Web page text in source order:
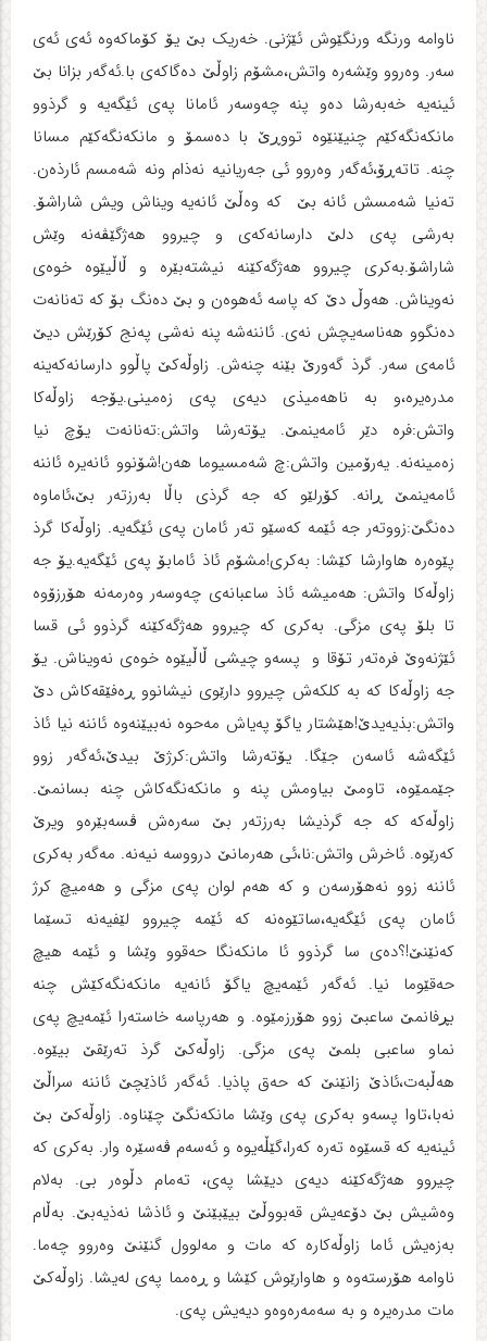
ناوامه‌ ورنگه‌ ورنگێوش ئێژنی. خه‌ریک بێ یۆ کۆماکه‌وه‌ ئه‌ی ئه‌ی
سه‌ر. وه‌روو وێشه‌ره‌ واتش،مشۆم زاوڵێ ده‌گاکه‌ی با.ئه‌گه‌ر بزانا بێ
ئینه‌یه‌ خه‌به‌رشا ده‌و پنه ‌چه‌وسه‌ر ئامانا په‌ی ئێگه‌یه‌ و گرذوو
مانکه‌نگه‌کێم چنیێنێوه‌ تووڕێ با ده‌سمۆ و مانکه‌نگه‌کێم مسانا
چنه‌. تاته‌ڕۆ،ئه‌گه‌ر وه‌روو ئی جه‌ریانیه‌ نه‌ذام ونه‌ شه‌مسم ئارذه‌ن.
ته‌نیا شه‌مسش ئانه‌ بێ که‌ وه‌ڵێ ئانه‌یه‌ ویناش ویش شاراشۆ.
به‌رشی په‌ی دلێ دارسانه‌که‌ی و چیروو هه‌ژگێڤه‌‌نه‌ وێش
شاراشۆ.به‌کری چیروو هه‌ژگه‌کێنه‌ نیشته‌بێره‌ و ڵاڵیێوه‌ خوه‌ی
نه‌ویناش. هه‌وڵ دێ که‌ پاسه‌ ئه‌هوه‌ن و بێ ده‌نگ بۆ که‌ ته‌نانه‌ت
ده‌نگوو هه‌ناسه‌یچش نه‌ی. ئاننه‌شه‌ پنه‌ نه‌شی په‌نج کۆرێش دیێ
ئامه‌ی سه‌ر. گرذ گه‌ورێ بێنه‌ چنه‌ش. زاوڵه‌کێ پاڵوو دارسانه‌که‌ینه‌
مدره‌یره‌،و به‌ ناهه‌میذی دیه‌ی په‌ی زه‌مینی.یۆجه‌ زاوڵه‌کا
واتش:فره‌ دێر ئامه‌ینمێ. یۆته‌رشا واتش:ته‌نانه‌ت یۆچ نیا
زه‌مینه‌نه‌. یه‌رۆمین واتش:چ شه‌مسیوما هه‌ن!شۆنوو ئانه‌یره‌ ئاننه‌
ئامه‌ینمێ ڕانه‌. کۆرلێو که‌ جه‌ گرذی باڵا به‌رزته‌ر بێ،ئاماوه‌
ده‌نگێ:زووته‌ر جه‌ ئێمه‌ که‌سێو ته‌ر ئامان په‌ی ئێگه‌یه‌. زاوڵه‌کا گرذ
پێوه‌ره‌ هاوارشا کێشا: به‌کری!مشۆم ئاذ ئامابۆ په‌ی ئێگه‌یه‌.یۆ جه‌
زاوڵه‌کا واتش: هه‌میشه‌ ئاذ ساعبانه‌ی چه‌وسه‌ر وه‌رمه‌نه‌ هۆرزۆوه‌
تا بلۆ په‌ی مزگی. به‌کری که‌ چیروو هه‌ژگه‌کێنه‌ گرذوو ئی قسا
ئێژنه‌وێ فره‌ته‌ر تۆقا و پسه‌و چیشی ڵاڵیێوه‌ خوه‌ی نه‌ویناش. یۆ
جه‌ زاوڵه‌کا که‌ به‌ کلکه‌ش چیروو دارێوی نیشانوو ڕه‌فێقه‌کاش دێ
واتش:بذیه‌یدێ!هێشتار یاگۆ په‌یاش مه‌حوه‌ نه‌بیێنه‌وه‌ ئاننه‌ نیا ئاذ
ئێگه‌شه‌ ئاسه‌ن جێگا. یۆته‌رشا واتش:کرژێ بیدێ،ئه‌گه‌ر زوو
جێممێوه‌، تاومێ بیاومش پنه‌ و مانکه‌نگه‌کاش چنه‌ بسانمێ.
زاوڵه‌که‌ که‌ جه‌ گرذیشا به‌رزته‌ر بێ سه‌ره‌ش ڤسه‌بێره‌و ویرێ
که‌رێوه‌. ئاخرش واتش:نا،ئی هه‌رمانێ درووسه‌ نیه‌نه‌. مه‌گه‌ر به‌کری
ئاننه‌ زوو نه‌هۆرسه‌ن و که‌ هه‌م لوان په‌ی مزگی و هه‌میچ کرژ
ئامان په‌ی ئێگه‌یه‌،ساتێوه‌نه‌ که‌ ئێمه‌ چیروو لێفیه‌نه‌ تسێما
که‌نێنێ!؟ده‌ی سا گرذوو ئا مانکه‌نگا حه‌قوو وێشا و ئێمه‌ هیچ
حه‌قێوما نیا. ئه‌گه‌ر ئێمه‌یچ یاگۆ ئانه‌یه‌ مانکه‌نگه‌کێش چنه‌
بڕفانمێ ساعبێ زوو هۆرزمێوه‌. و هه‌رپاسه‌ خاسته‌را ئێمه‌یچ په‌ی
نماو ساعبی بلمێ په‌ی مزگی. زاوڵه‌کێ گرذ ته‌رێقێ بیێوه‌.
هه‌ڵبه‌ت،ئاذێ زانێنێ که‌ حه‌ق پاذیا. ئه‌گه‌ر ئاذێچێ ئاننه‌ سراڵێ
نه‌با،تاوا پسه‌و به‌کری په‌ی وێشا مانکه‌نگێ چێناوه‌. زاوڵه‌کێ بێ
ئینه‌یه‌ که‌ قسێوه‌ ته‌ره‌ که‌را،گێڵه‌یوه‌ و ئه‌سه‌م ڤه‌سێره‌ وار. به‌کری که‌
چیروو هه‌ژگه‌کێنه‌ دیه‌ی دیێشا په‌ی، ته‌مام دڵوه‌ر بی. به‌لام
وه‌شیش بێ دۆعه‌یش قه‌بووڵێ بیێبێنێ و ئاذشا نه‌ذیه‌بێ. به‌ڵام
به‌زه‌یش ئاما زاوڵه‌کاره‌ که‌ مات و مه‌لوول گنێنێ وه‌روو چه‌ما.
ناوامه‌ هۆرسته‌وه‌ و هاوارێوش کێشا و ڕه‌مما په‌ی له‌یشا. زاوڵه‌کێ
مات مدره‌یره‌ و به‌ سه‌مه‌ره‌وه‌و دیه‌یش په‌ی.